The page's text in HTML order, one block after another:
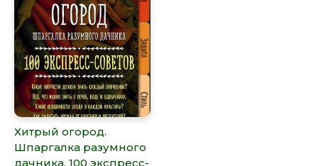
Хитрый огород.
Шпаргалка разумного
дачника. 100 экспресс-